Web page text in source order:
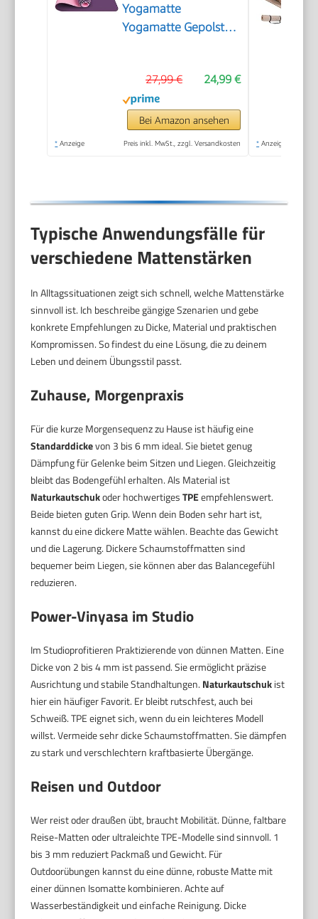
Yogamatte
Yogamatte Gepolstert
Gymnastik mit
Tragegurt (Lila-Pink)
24,99 €
27,99 €
Bei Amazon ansehen
* Anzeige Preis inkl. MwSt., zzgl. Versandkosten * Anzeige
Typische Anwendungsfälle für
verschiedene Mattenstärken
In Alltagssituationen zeigt sich schnell, welche Mattenstärke
sinnvoll ist. Ich beschreibe gängige Szenarien und gebe
konkrete Empfehlungen zu Dicke, Material und praktischen
Kompromissen. So findest du eine Lösung, die zu deinem
Leben und deinem Übungsstil passt.
Zuhause, Morgenpraxis
Für die kurze Morgensequenz zu Hause ist häufig eine
Standarddickevon 3 bis 6 mm ideal. Sie bietet genug
Dämpfung für Gelenke beim Sitzen und Liegen. Gleichzeitig
bleibt das Bodengefühl erhalten. Als Material ist
Naturkautschukoder hochwertigesTPEempfehlenswert.
Beide bieten guten Grip. Wenn dein Boden sehr hart ist,
kannst du eine dickere Matte wählen. Beachte das Gewicht
und die Lagerung. Dickere Schaumstoffmatten sind
bequemer beim Liegen, sie können aber das Balancegefühl
reduzieren.
Power-Vinyasa im Studio
Im Studioprofitieren Praktizierende von dünnen Matten. Eine
Dicke von 2 bis 4 mm ist passend. Sie ermöglicht präzise
Ausrichtung und stabile Standhaltungen. Naturkautschukist
hier ein häufiger Favorit. Er bleibt rutschfest, auch bei
Schweiß. TPE eignet sich, wenn du ein leichteres Modell
willst. Vermeide sehr dicke Schaumstoffmatten. Sie dämpfen
zu stark und verschlechtern kraftbasierte Übergänge.
Reisen und Outdoor
Wer reist oder draußen übt, braucht Mobilität. Dünne, faltbare
Reise-Matten oder ultraleichte TPE-Modelle sind sinnvoll. 1
bis 3 mm reduziert Packmaß und Gewicht. Für
Outdoorübungen kannst du eine dünne, robuste Matte mit
einer dünnen Isomatte kombinieren. Achte auf
Wasserbeständigkeit und einfache Reinigung. Dicke